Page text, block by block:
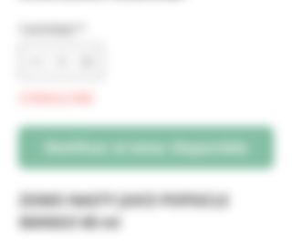
Cantidad
Notificar al estar disponible
ZOMO NASTY JUICE POPSICLE
MANGO 60 ml